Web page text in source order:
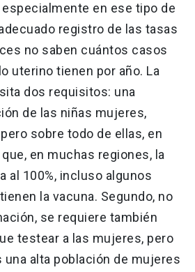
en ese tipo de
registro de las tasas
no saben cuántos casos
uterino tienen por año. La
dos requisitos: una
de las niñas mujeres,
sobre todo de ellas, en
en muchas regiones, la
al 100%, incluso algunos
la vacuna. Segundo, no
se requiere también
testear a las mujeres, pero
alta población de mujeres